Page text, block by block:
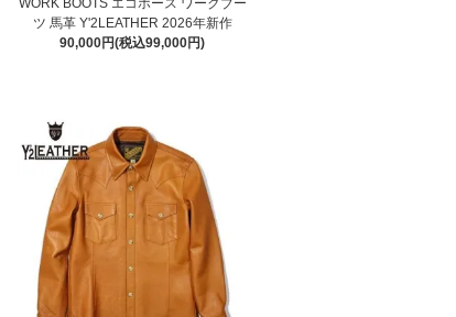
WORK BOOTS エコホース ワークブー
ツ 馬革 Y'2LEATHER 2026年新作
90,000円(税込99,000円)